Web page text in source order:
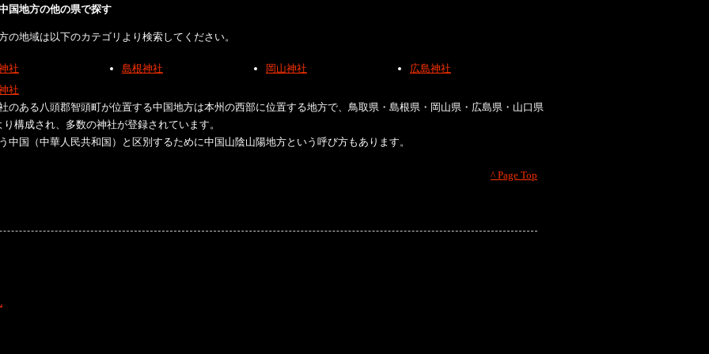
国地方の他の県で探す
の地域は以下のカテゴリより検索してください。
社 島根神社 岡山神社
広島神社
社
のある八頭郡智頭町が位置する中国地方は本州の西部に位置する地方で、鳥取県・島根県・岡山県・広島県・山口県
り構成され、多数の神社が登録されています。
中国（中華人民共和国）と区別するために中国山陰山陽地方という呼び方もあります。
^ Page Top